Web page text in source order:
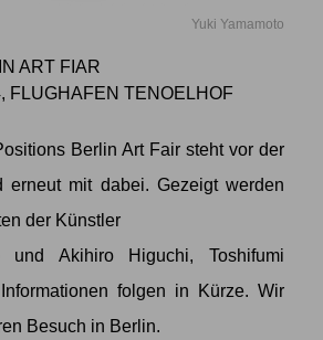
Yuki Yamamoto
ART FIAR
FLUGHAFEN TENOELHOF
Berlin Art Fair steht vor der
mit dabei. Gezeigt werden
der Künstler
und Akihiro Higuchi,Toshifumi
folgen in Kürze. Wir
Besuch in Berlin.